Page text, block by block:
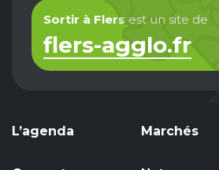
Sortir à Flers est un site de
flers-agglo.fr
L’agenda Marchés